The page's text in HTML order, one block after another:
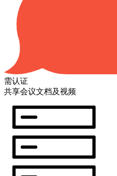
需认证
共享会议文档及视频